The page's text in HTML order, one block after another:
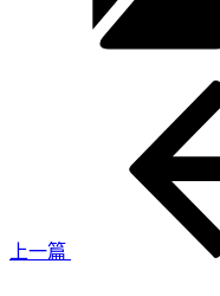
上一篇